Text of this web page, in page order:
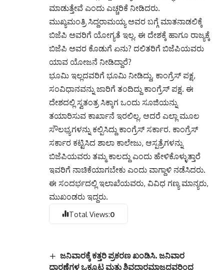
ಮಾಡುತ್ತೇವೆ ಎಂದು ಎಚ್ಚರಿಕೆ ನೀಡಿದರು.
ಮುಖ್ಯಮಂತ್ರಿ ಸಿದ್ದರಾಮಯ್ಯ ಅವರ ಬಗ್ಗೆ ಮಾತನಾಡಲಿಕ್ಕೆ
ಬಿಜೆಪಿ ಅವರಿಗೆ ಯೋಗ್ಯತೆ ಇಲ್ಲ. ಈ ದೇಶಕ್ಕೆ ಹಾಗೂ ರಾಜ್ಯಕ್ಕೆ
ಬಿಜೆಪಿ ಅವರ ಕೊಡುಗೆ ಏನು? ದಲಿತರಿಗೆ ಬಿಜೆಪಿಯವರು
ಯಾವ ಯೋಜನೆ ನೀಡಿದ್ದಾರೆ?
ಭೂಮಿ ಇಲ್ಲದವರಿಗೆ ಭೂಮಿ ನೀಡಿದ್ದು, ಕಾಂಗ್ರೆಸ್ ಪಕ್ಷ,
ಸಂವಿಧಾನವನ್ನು ಜಾರಿಗೆ ತಂದಿದ್ದು ಕಾಂಗ್ರೆಸ್ ಪಕ್ಷ. ಈ
ದೇಶದಲ್ಲಿ ಸ್ವತಂತ್ರ ಸಿಕ್ಕಾಗ ಒಂದು ಸೂಜಿಯನ್ನು
ತಯಾರಿಸುವ ಕಾರ್ಖಾನೆ ಇರಲಿಲ್ಲ. ಆದರೆ ಎಲ್ಲಾ ಮೂಲ
ಸೌಲಭ್ಯಗಳನ್ನು ಕಲ್ಪಿಸಿದ್ದು ಕಾಂಗ್ರೆಸ್ ಸರ್ಕಾರ. ಕಾಂಗ್ರೆಸ್
ಸರ್ಕಾರ ಕಟ್ಟಿಸಿದ ಶಾಲಾ ಕಾಲೇಜು, ಆಸ್ಪತ್ರೆಗಳನ್ನು
ಬಿಜೆಪಿಯವರು ತಮ್ಮ ಕಾಲದ್ದು ಎಂದು ಹೇಳಿಕೊಳ್ಳುತ್ತಾರೆ
ಇವರಿಗೆ ನಾಚಿಕೆಯಾಗಬೇಕು ಎಂದು ವಾಗ್ದಾಳಿ ನಡೆಸಿದರು.
ಈ ಸಂದರ್ಭದಲ್ಲಿ ಇಲಾಖೆಯವರು, ವಿವಿಧ ಗಣ್ಯ ಮಾನ್ಯರು,
ಮುಖಂಡರು ಇದ್ದರು.
Total Views:0
ಜನಿವಾರಕ್ಕೆ ಕತ್ತರಿ ಪ್ರಕರಣ ಖಂಡಿಸಿ. ಜನಿವಾರ
ಧಾರಣೆಗಳ ಒಕ್ಕೂಟ ಮತ್ತು ಶಿವದಾರಮಾಜದವರಿಂದ